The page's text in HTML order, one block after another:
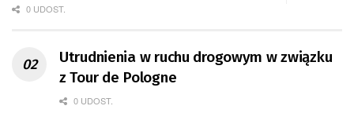
0 UDOST.
Utrudnienia w ruchu drogowym w związku
z Tour de Pologne
0 UDOST.